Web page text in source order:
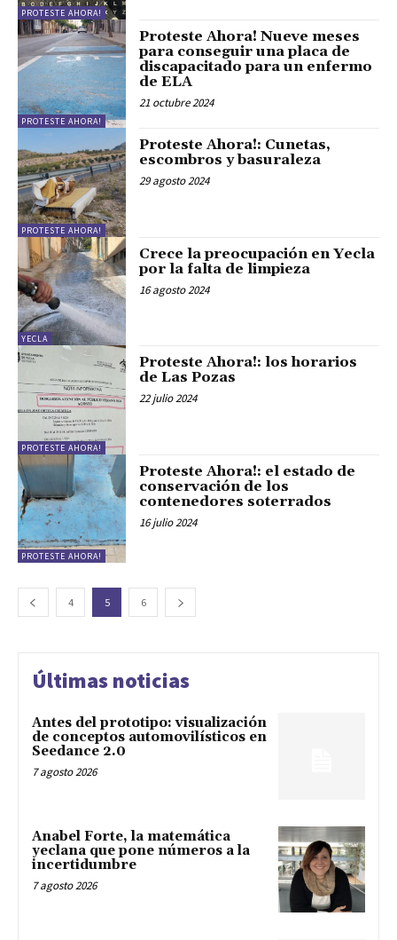
PROTESTE AHORA!
PROTESTE AHORA!
Proteste Ahora! Nueve meses
para conseguir una placa de
discapacitado para un enfermo
de ELA
21 octubre 2024
PROTESTE AHORA!
Proteste Ahora!: Cunetas,
escombros y basuraleza
29 agosto 2024
YECLA
Crece la preocupación en Yecla
por la falta de limpieza
16 agosto 2024
PROTESTE AHORA!
Proteste Ahora!: los horarios
de Las Pozas
22 julio 2024
PROTESTE AHORA!
Proteste Ahora!: el estado de
conservación de los
contenedores soterrados
16 julio 2024
4 5 6
Últimas noticias
Antes del prototipo: visualización
de conceptos automovilísticos en
Seedance 2.0
7 agosto 2026
Anabel Forte, la matemática
yeclana que pone números a la
incertidumbre
7 agosto 2026